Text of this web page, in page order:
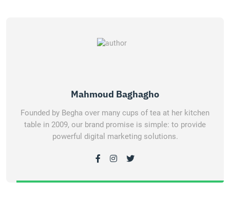
Mahmoud Baghagho
Founded by Begha over many cups of tea at her kitchen
table in 2009, our brand promise is simple: to provide
powerful digital marketing solutions.